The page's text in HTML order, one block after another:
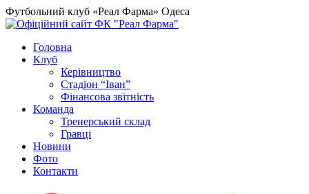
Футбольний клуб «Реал Фарма» Одеса
Головна
Клуб
Керівництво
Стадіон “Іван”
Фінансова звітність
Команда
Тренерський склад
Гравці
Новини
Фото
Контакти